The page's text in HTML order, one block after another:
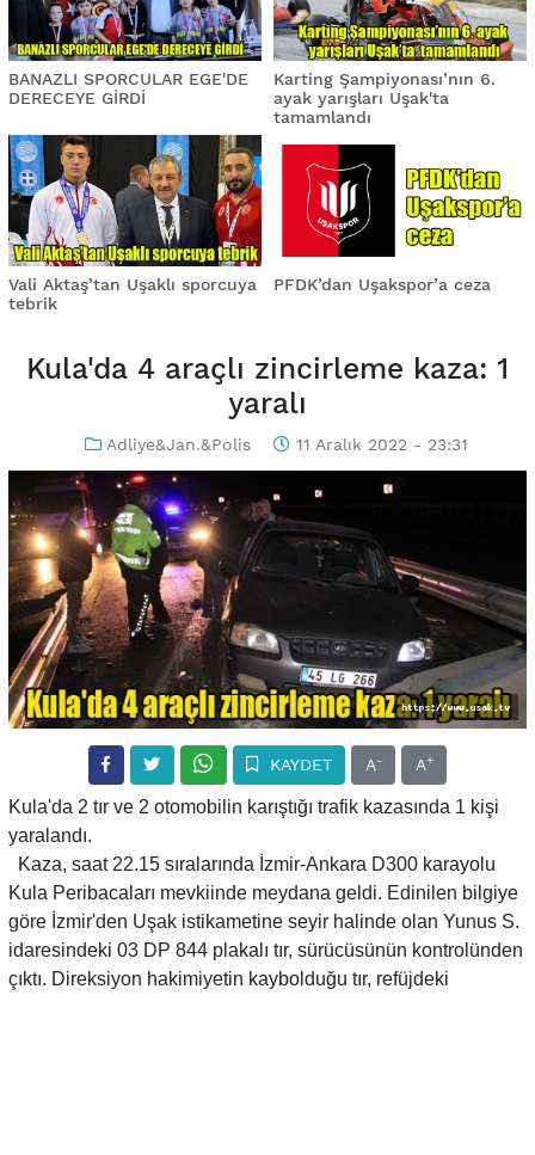
BANAZLI SPORCULAR EGE'DE
DERECEYE GİRDİ
Karting Şampiyonası’nın 6.
ayak yarışları Uşak'ta
tamamlandı
Vali Aktaş’tan Uşaklı sporcuya
tebrik
PFDK’dan Uşakspor’a ceza
Kula'da 4 araçlı zincirleme kaza: 1
yaralı
Adliye&Jan.&Polis 11 Aralık 2022 - 23:31
KAYDET A- A+
Kula'da 2 tır ve 2 otomobilin karıştığı trafik kazasında 1 kişi
yaralandı.
Kaza, saat 22.15 sıralarında İzmir-Ankara D300 karayolu
Kula Peribacaları mevkiinde meydana geldi. Edinilen bilgiye
göre İzmir'den Uşak istikametine seyir halinde olan Yunus S.
idaresindeki 03 DP 844 plakalı tır, sürücüsünün kontrolünden
çıktı. Direksiyon hakimiyetin kaybolduğu tır, refüjdeki